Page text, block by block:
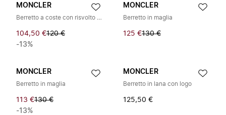
MONCLER
Berretto a coste con risvolto arricciato e patch logo frontale
104,50 €120 €
-13%
MONCLER
Berretto in maglia
125 €130 €
MONCLER
Berretto in maglia
113 €130 €
-13%
MONCLER
Berretto in lana con logo
125,50 €